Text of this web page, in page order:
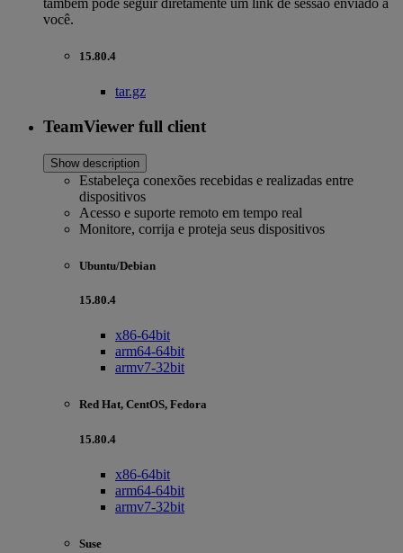
você.
15.80.4
tar.gz
TeamViewer full client
Show description
Estabeleça conexões recebidas e realizadas entre
dispositivos
Acesso e suporte remoto em tempo real
Monitore, corrija e proteja seus dispositivos
Ubuntu/Debian
15.80.4
x86-64bit
arm64-64bit
armv7-32bit
Red Hat, CentOS, Fedora
15.80.4
x86-64bit
arm64-64bit
armv7-32bit
Suse